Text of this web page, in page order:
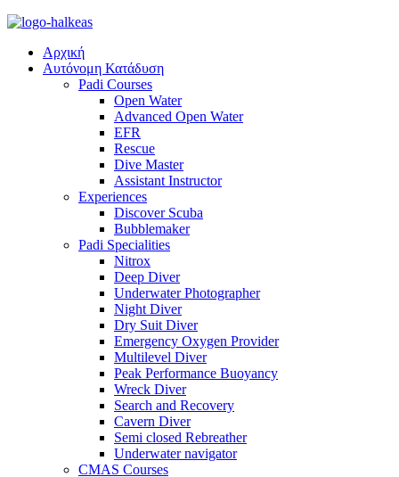
Αρχική
Αυτόνομη Κατάδυση
Padi Courses
Open Water
Advanced Open Water
EFR
Rescue
Dive Master
Assistant Instructor
Experiences
Discover Scuba
Bubblemaker
Padi Specialities
Nitrox
Deep Diver
Underwater Photographer
Night Diver
Dry Suit Diver
Emergency Oxygen Provider
Multilevel Diver
Peak Performance Buoyancy
Wreck Diver
Search and Recovery
Cavern Diver
Semi closed Rebreather
Underwater navigator
CMAS Courses